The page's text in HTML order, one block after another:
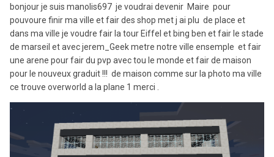
bonjour je suis manolis697 je voudrai devenir Maire pour
pouvoure finir ma ville et fair des shop met j ai plu de place et
dans ma ville je voudre fair la tour Eiffel et bing ben et fair le stade
de marseil et avec jerem_Geek metre notre ville ensemple et fair
une arene pour fair du pvp avec tou le monde et fair de maison
pour le nouveux graduit !!! de maison comme sur la photo ma ville
ce trouve overworld a la plane 1 merci .